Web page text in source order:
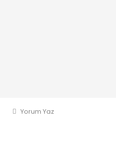
Yorum Yaz